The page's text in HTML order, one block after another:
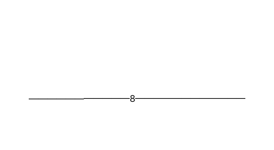
———————————8————————————